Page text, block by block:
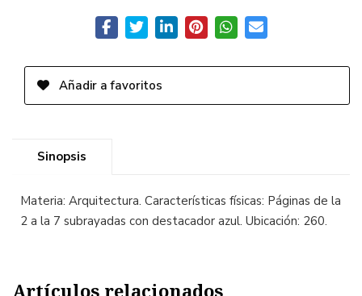
Añadir a favoritos
Sinopsis
Materia: Arquitectura. Características físicas: Páginas de la
2 a la 7 subrayadas con destacador azul. Ubicación: 260.
Artículos relacionados